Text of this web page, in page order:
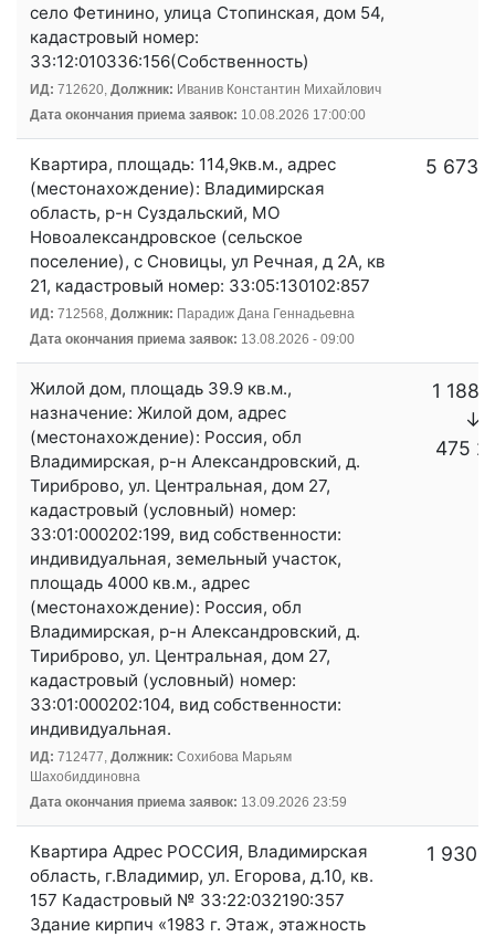
село Фетинино, улица Стопинская, дом 54,
кадастровый номер:
33:12:010336:156(Собственность)
ИД: 712620, Должник: Иванив Константин Михайлович
Дата окончания приема заявок: 10.08.2026 17:00:00
Квартира, площадь: 114,9кв.м., адрес
(местонахождение): Владимирская
область, р-н Суздальский, МО
Новоалександровское (сельское
поселение), с Сновицы, ул Речная, д 2А, кв
21, кадастровый номер: 33:05:130102:857
ИД: 712568, Должник: Парадиж Дана Геннадьевна
Дата окончания приема заявок: 13.08.2026 - 09:00
5 673
Жилой дом, площадь 39.9 кв.м.,
назначение: Жилой дом, адрес
(местонахождение): Россия, обл
Владимирская, р-н Александровский, д.
Тириброво, ул. Центральная, дом 27,
кадастровый (условный) номер:
33:01:000202:199, вид собственности:
индивидуальная, земельный участок,
площадь 4000 кв.м., адрес
(местонахождение): Россия, обл
Владимирская, р-н Александровский, д.
Тириброво, ул. Центральная, дом 27,
кадастровый (условный) номер:
33:01:000202:104, вид собственности:
индивидуальная.
ИД: 712477, Должник: Сохибова Марьям
Шахобиддиновна
Дата окончания приема заявок: 13.09.2026 23:59
1 188
↓
475
Квартира Адрес РОССИЯ, Владимирская
область, г.Владимир, ул. Егорова, д.10, кв.
157 Кадастровый № 33:22:032190:357
Здание кирпич «1983 г. Этаж, этажность
1 930